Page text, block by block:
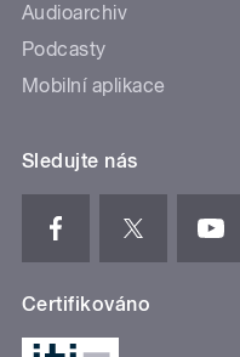
Audioarchiv
Podcasty
Mobilní aplikace
Sledujte nás
Certifikováno